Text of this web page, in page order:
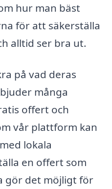
hur man bäst
för att säkerställa
alltid ser bra ut.
på vad deras
många
offert och
vår plattform kan
lokala
en offert som
gör det möjligt för